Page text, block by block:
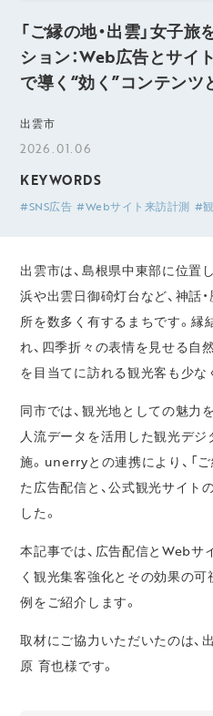
「ご縁の地・出雲」女子
ション：Web広告とサイ
で導く“効く”コンテンツ
出雲市
2026.01.06
KEYWORDS
#SNS広告 #Webサイト来訪計測 #
出雲市は、島根県中東部に位置
浜や出雲日御碕灯台など、神話
所を数多く有するまちです。縁
れ、四季折々の表情を見せる自
を目当てに訪れる観光客も少な
同市では、観光地としての魅力
人流データを活用した観光デ
施。unerryとの連携により、「ご
た広告配信と、公式観光サイト
した。
本記事では、広告配信とWebサ
く観光集客強化とその効果の
例をご紹介します。
取材にご協力いただいたのは、
原 育也様です。